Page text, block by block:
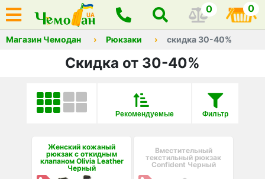
0 0
Магазин Чемодан Рюкзаки скидка 30-40%
Скидка от 30-40%
Фильтр
Рекомендуемые
Женский кожаный
рюкзак с откидным
клапаном Olivia Leather
Черный
Вместительный
текстильный рюкзак
Confident Черный